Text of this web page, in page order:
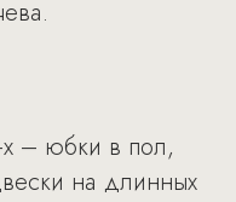
х – юбки в пол,
на длинных